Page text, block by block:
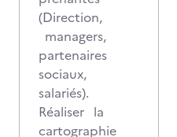
(Direction,
managers,
partenaires
sociaux,
salariés).
Réaliser la
cartographie